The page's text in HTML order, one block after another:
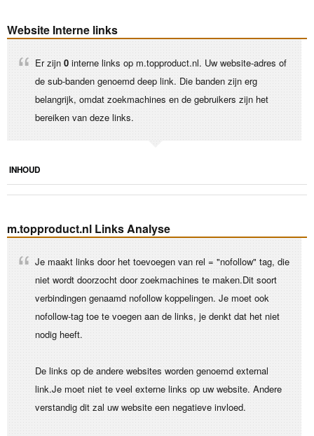
Website Interne links
Er zijn 0 interne links op m.topproduct.nl. Uw website-adres of
de sub-banden genoemd deep link. Die banden zijn erg
belangrijk, omdat zoekmachines en de gebruikers zijn het
bereiken van deze links.
INHOUD
m.topproduct.nl Links Analyse
Je maakt links door het toevoegen van rel = "nofollow" tag, die
niet wordt doorzocht door zoekmachines te maken.Dit soort
verbindingen genaamd nofollow koppelingen. Je moet ook
nofollow-tag toe te voegen aan de links, je denkt dat het niet
nodig heeft.
De links op de andere websites worden genoemd external
link.Je moet niet te veel externe links op uw website. Andere
verstandig dit zal uw website een negatieve invloed.